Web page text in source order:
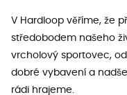
V Hardloop věříme, že
středobodem našeho
vrcholový sportovec,
dobré vybavení a
rádi hrajeme.